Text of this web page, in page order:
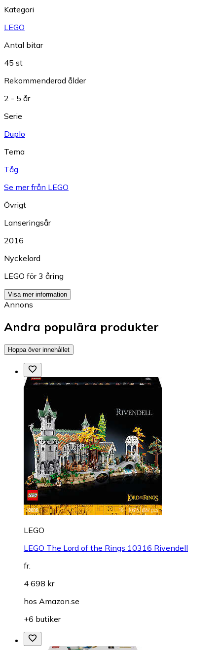
Kategori
LEGO
Antal bitar
45 st
Rekommenderad ålder
2 - 5 år
Serie
Duplo
Tema
Tåg
Se mer från LEGO
Övrigt
Lanseringsår
2016
Nyckelord
LEGO för 3 åring
Visa mer information
Annons
Andra populära produkter
Hoppa över innehållet
LEGO
LEGO The Lord of the Rings 10316 Rivendell
fr.
4 698 kr
hos Amazon.se
+6 butiker